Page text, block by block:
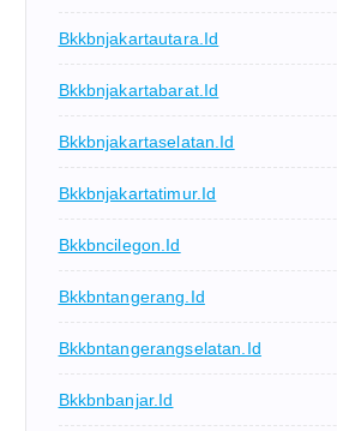
Bkkbnjakartautara.id
Bkkbnjakartabarat.id
Bkkbnjakartaselatan.id
Bkkbnjakartatimur.id
Bkkbncilegon.id
Bkkbntangerang.id
Bkkbntangerangselatan.id
Bkkbnbanjar.id